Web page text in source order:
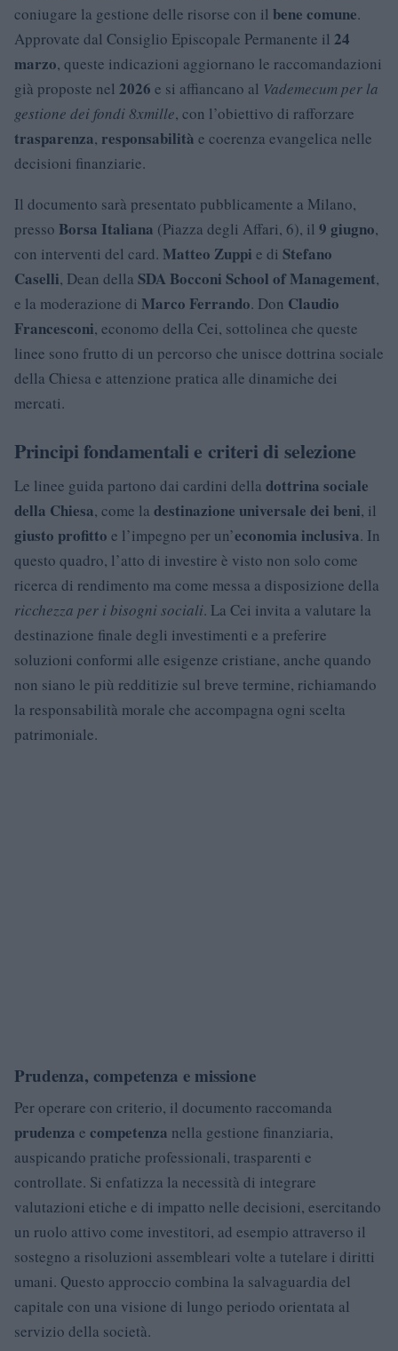
coniugare la gestione delle risorse con il bene comune.
Approvate dal Consiglio Episcopale Permanente il 24
marzo, queste indicazioni aggiornano le raccomandazioni
già proposte nel 2026 e si affiancano al Vademecum per la
gestione dei fondi 8xmille, con l’obiettivo di rafforzare
trasparenza, responsabilità e coerenza evangelica nelle
decisioni finanziarie.
Il documento sarà presentato pubblicamente a Milano,
presso Borsa Italiana (Piazza degli Affari, 6), il 9 giugno,
con interventi del card. Matteo Zuppi e di Stefano
Caselli, Dean della SDA Bocconi School of Management,
e la moderazione di Marco Ferrando. Don Claudio
Francesconi, economo della Cei, sottolinea che queste
linee sono frutto di un percorso che unisce dottrina sociale
della Chiesa e attenzione pratica alle dinamiche dei
mercati.
Principi fondamentali e criteri di selezione
Le linee guida partono dai cardini della dottrina sociale
della Chiesa, come la destinazione universale dei beni, il
giusto profitto e l’impegno per un’economia inclusiva. In
questo quadro, l’atto di investire è visto non solo come
ricerca di rendimento ma come messa a disposizione della
ricchezza per i bisogni sociali. La Cei invita a valutare la
destinazione finale degli investimenti e a preferire
soluzioni conformi alle esigenze cristiane, anche quando
non siano le più redditizie sul breve termine, richiamando
la responsabilità morale che accompagna ogni scelta
patrimoniale.
Prudenza, competenza e missione
Per operare con criterio, il documento raccomanda
prudenza e competenza nella gestione finanziaria,
auspicando pratiche professionali, trasparenti e
controllate. Si enfatizza la necessità di integrare
valutazioni etiche e di impatto nelle decisioni, esercitando
un ruolo attivo come investitori, ad esempio attraverso il
sostegno a risoluzioni assembleari volte a tutelare i diritti
umani. Questo approccio combina la salvaguardia del
capitale con una visione di lungo periodo orientata al
servizio della società.